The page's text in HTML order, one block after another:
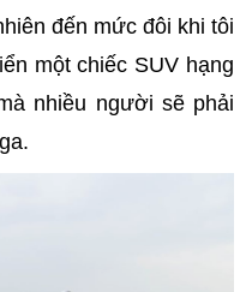
đến mức đôi khi tôi
một chiếc SUV hạng
nhiều người sẽ phải